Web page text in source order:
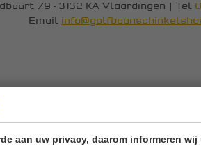
aan uw privacy, daarom informeren
79 - 3132 KA Vlaardingen | Tel
Email